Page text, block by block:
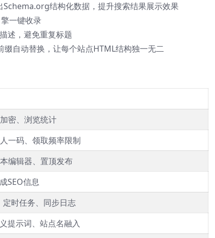
Schema.org结构化数据，提升搜索结果展示效果
一键收录
述，避免重复标题
缀自动替换，让每个站点HTML结构独一无二
密、浏览统计
一码、领取频率限制
编辑器、置顶发布
SEO信息
时任务、同步日志
提示词、站点名融入